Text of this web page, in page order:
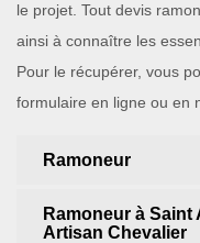
le projet. Tout devis
ainsi à connaître les
Pour le récupérer, vous
formulaire en ligne ou en
Ramoneur
Ramoneur à Saint
Artisan Chevalier